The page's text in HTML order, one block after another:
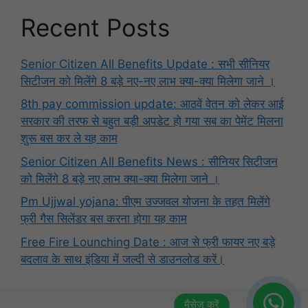
Recent Posts
Senior Citizen All Benefits Update : सभी सीनियर
सिटीजन को मिलेंगे 8 बड़े नए-नए लाभ क्या-क्या मिलेगा जाने ।
8th pay commission update: आठवें वेतन को लेकर आई
सरकार की तरफ से बहुत बड़ी अपडेट हो गया सब का पेमेंट मिलना
शुरू बस कर ले यह काम
Senior Citizen All Benefits News : सीनियर सिटीजन
को मिलेंगे 8 बड़े नए लाभ क्या-क्या मिलेगा जाने ।
Pm Ujjwal yojana: पीएम उज्जवल योजना के तहत मिलेंगे
फ्री गैस सिलेंडर बस करना होगा यह काम
Free Fire Lounching Date : आज से फ्री फायर नए बड़े
बदलाव के साथ इंडिया में जल्दी से डाउनलोड करें।